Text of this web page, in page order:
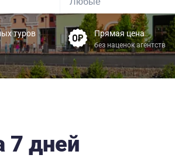
туров Прямая цена
без наценок агентств
7 дней